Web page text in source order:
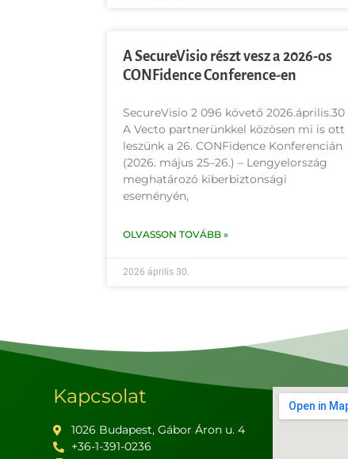
A SecureVisio részt vesz a 2026-os
CONFidence Conference-en
SecureVisio 2 096 követő 2026.április.30
A Vecto partnerünkkel közösen mi is ott
leszünk a 26. CONFidence Konferencián
(2026. május 25–26.) – Lengyelország
meghatározó kiberbiztonsági
eseményén,
OLVASSON TOVÁBB »
2026 április 30.
Kapcsolat
1026 Budapest, Gábor Áron u. 4
+36-1-391-0236